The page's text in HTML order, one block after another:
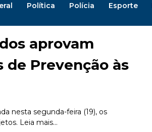
Política Polícia Esporte
aprovam
de Prevenção às
nesta segunda-feira (19), os
Leia mais...